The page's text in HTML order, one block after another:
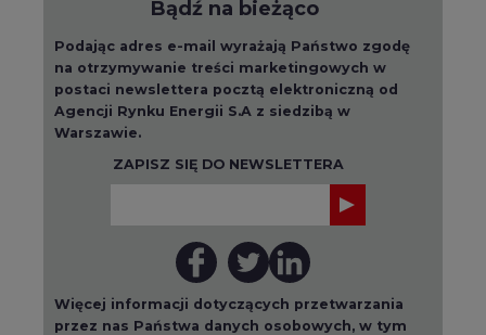
Bądź na bieżąco
Podając adres e-mail wyrażają Państwo zgodę
na otrzymywanie treści marketingowych w
postaci newslettera pocztą elektroniczną od
Agencji Rynku Energii S.A z siedzibą w
Warszawie.
ZAPISZ SIĘ DO NEWSLETTERA
Więcej informacji dotyczących przetwarzania
przez nas Państwa danych osobowych, w tym